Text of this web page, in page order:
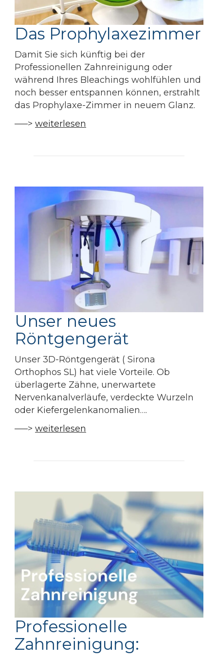
Das Prophylaxezimmer
Damit Sie sich künftig bei der
Professionellen Zahnreinigung oder
während Ihres Bleachings wohlfühlen und
noch besser entspannen können, erstrahlt
das Prophylaxe-Zimmer in neuem Glanz.
—–> weiterlesen
Unser neues
Röntgengerät
Unser 3D-Röntgengerät ( Sirona
Orthophos SL) hat viele Vorteile. Ob
überlagerte Zähne, unerwartete
Nervenkanalverläufe, verdeckte Wurzeln
oder Kiefergelenkanomalien….
—–> weiterlesen
Professionelle
Zahnreinigung: